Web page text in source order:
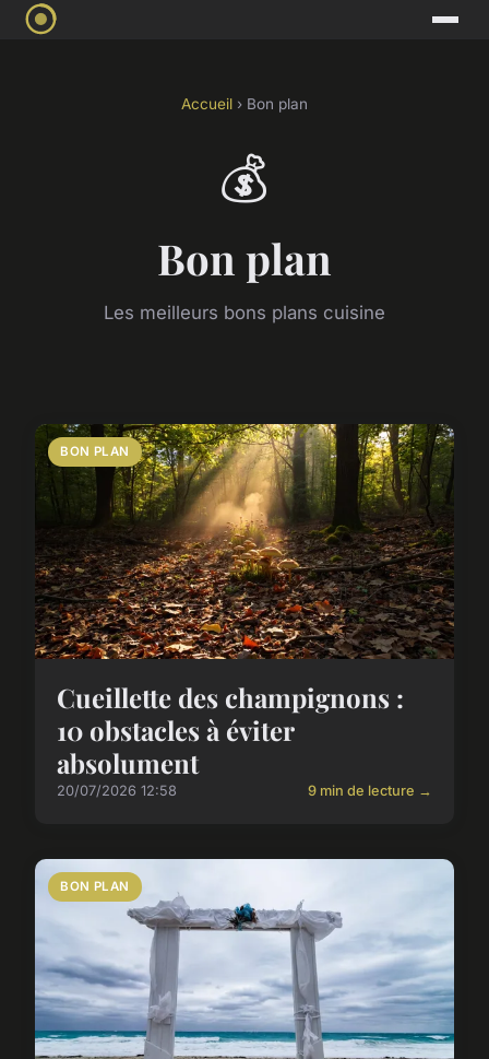
Accueil › Bon plan
💰
Bon plan
Les meilleurs bons plans cuisine
BON PLAN
Cueillette des champignons :
10 obstacles à éviter
absolument
20/07/2026 12:58 9 min de lecture →
BON PLAN